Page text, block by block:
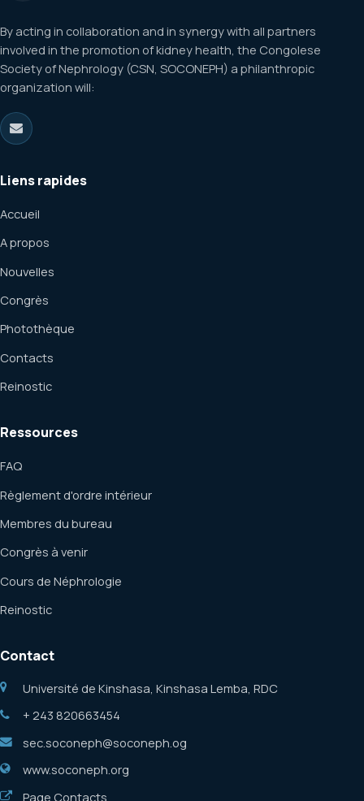
By acting in collaboration and in synergy with all partners
involved in the promotion of kidney health, the Congolese
Society of Nephrology (CSN, SOCONEPH) a philanthropic
organization will:
Liens rapides
Accueil
A propos
Nouvelles
Congrès
Photothèque
Contacts
Reinostic
Ressources
FAQ
Règlement d'ordre intérieur
Membres du bureau
Congrès à venir
Cours de Néphrologie
Reinostic
Contact
Université de Kinshasa, Kinshasa Lemba, RDC
+ 243 820663454
sec.soconeph@soconeph.og
www.soconeph.org
Page Contacts